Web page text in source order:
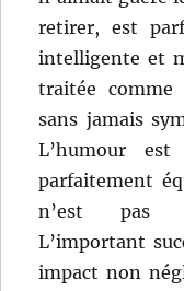
retirer, est
intelligente et
traitée comme
sans jamais
L’humour
parfaitement
n’est pas
L’important
impact non